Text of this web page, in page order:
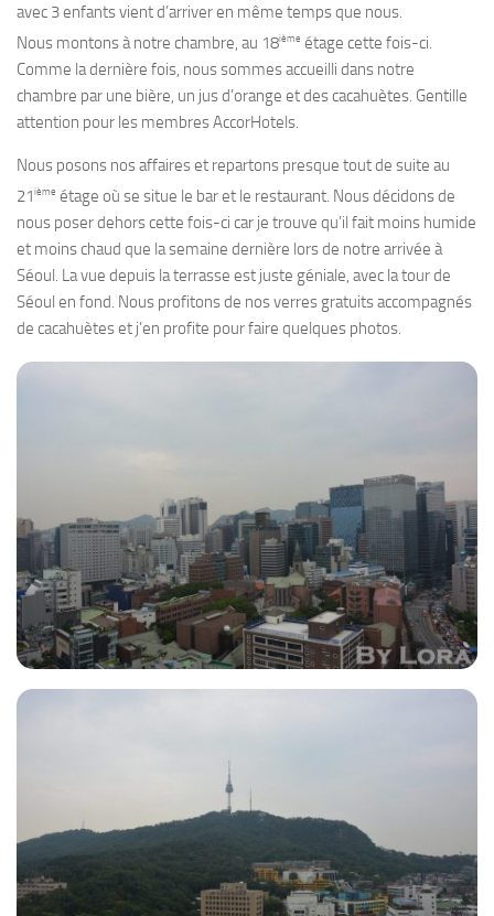
avec 3 enfants vient d’arriver en même temps que nous.
Nous montons à notre chambre, au 18ième étage cette fois-ci.
Comme la dernière fois, nous sommes accueilli dans notre
chambre par une bière, un jus d’orange et des cacahuètes. Gentille
attention pour les membres AccorHotels.
Nous posons nos affaires et repartons presque tout de suite au
21ième étage où se situe le bar et le restaurant. Nous décidons de
nous poser dehors cette fois-ci car je trouve qu’il fait moins humide
et moins chaud que la semaine dernière lors de notre arrivée à
Séoul. La vue depuis la terrasse est juste géniale, avec la tour de
Séoul en fond. Nous profitons de nos verres gratuits accompagnés
de cacahuètes et j’en profite pour faire quelques photos.